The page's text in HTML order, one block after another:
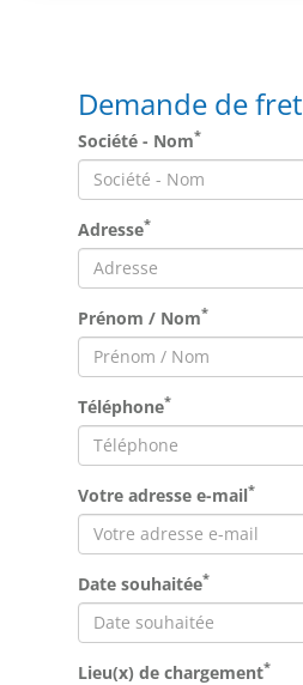
Demande de fret
Société - Nom*
Adresse*
Prénom / Nom*
Téléphone*
Votre adresse e-mail*
Date souhaitée*
Lieu(x) de chargement*